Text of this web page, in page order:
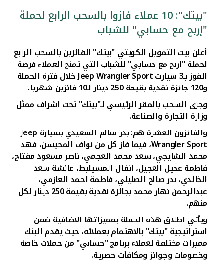
اتصل بنا
مواقع الفروع وأجهزة الصرف الآلي
ألمانيا
ماليزيا
تركيا
مصر
المملكة المتحدة
مملكة البحرين
"بيتك": 10 عملاء فازوا بالسحب الرابع لحملة
"إربح مع حسابي" للشباب
أعلن بيت التمويل الكويتي "بيتك" الفائزين بالسحب الرابع
لحملة "اربح مع حسابي" للشباب التي تمنح العملاء فرصة
الفوز بـ3 سيارت Jeep Wrangler Sportخلال فترة الحملة
و120 جائزة نقدية بقيمة 250 دينار لـ10 فائزين شهريا.
وجرى السحب بالمقر الرئيسي لـ"بيتك" تحت اشراف ممثل
وزارة التجارة والصناعة.
والفائزون العشرة هم:بدر سالم السعيديبسيارة Jeep
Wrangler Sport، فيما فاز كل من نواف المحيسن، فهد
محمد الشايجي، سعد محمد العجمي، ناصر مسعود مفتاح،
فاطمة عجيل العجيل، انفال المسيليط، عائشة سعد
الخالدي، بدر صالح الصليلي، فاطمة احمد العازمي،
عبدالرحمن نهار محمد بجائزة نقدية بقيمة 250 دينار لكل
منهم.
ويأتي اطلاق هذه الحملة بمميزاتها الاضافية ضمن
استراتيجية "بيتك" بالاهتمام بعملائه، حيث يقدم البنك
مميزات مختلفة لعملاء برنامج "حسابي" من حملات خاصة
وخصومات وجوائز ومكافآت حصرية.